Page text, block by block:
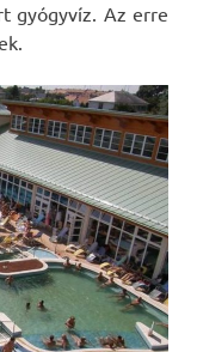
gyógyvíz. Az erre